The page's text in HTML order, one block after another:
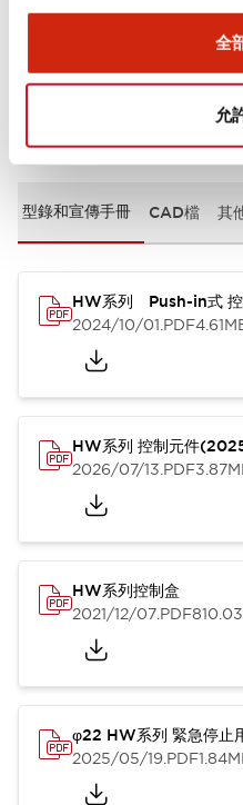
全
允
型錄和宣傳手冊 CAD檔 其
HW系列 Push-in式 控
2024/10/01.PDF
HW系列 控制元件
2026/07/13.PDF
HW系列控制盒
2021/12/07.PDF
φ22 HW系列 緊急停止
2025/05/19.PDF